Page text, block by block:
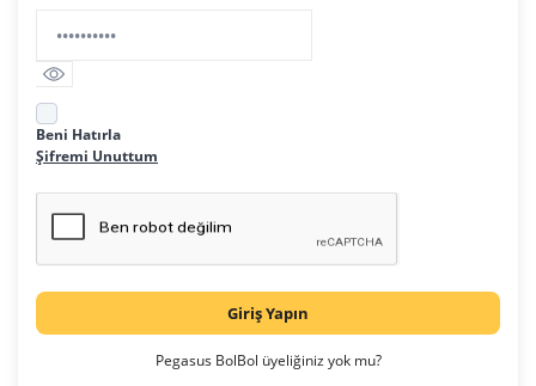
Beni Hatırla
Şifremi Unuttum
Giriş Yapın
Pegasus BolBol üyeliğiniz yok mu?